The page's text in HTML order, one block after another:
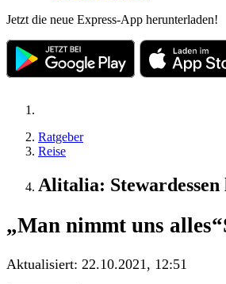
Jetzt die neue Express-App herunterladen!
Ratgeber
Reise
Alitalia:
„Man nimmt uns alles“
Aktualisiert: 22.10.2021, 12:51